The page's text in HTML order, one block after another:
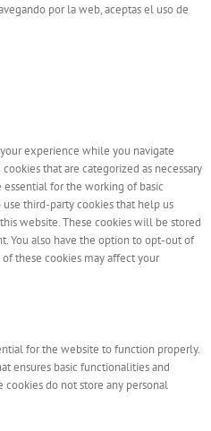
por la web, aceptas el uso de
experience while you navigate
that are categorized as necessary
essential for the working of basic
third-party cookies that help us
website. These cookies will be stored
You also have the option to opt-out of
these cookies may affect your
for the website to function properly.
ensures basic functionalities and
do not store any personal